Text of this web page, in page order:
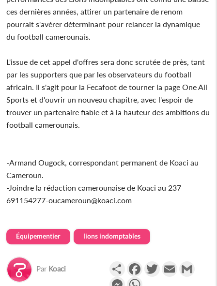
ces dernières années, attirer un partenaire de renom
pourrait s'avérer déterminant pour relancer la dynamique
du football camerounais.
L'issue de cet appel d'offres sera donc scrutée de près, tant
par les supporters que par les observateurs du football
africain. Il s'agit pour la Fecafoot de tourner la page One All
Sports et d'ouvrir un nouveau chapitre, avec l'espoir de
trouver un partenaire fiable et à la hauteur des ambitions du
football camerounais.
-Armand Ougock, correspondant permanent de Koaci au
Cameroun.
-Joindre la rédaction camerounaise de Koaci au 237
691154277-oucameroun@koaci.com
Équipementier lions indomptables
Par Koaci PartagerFacebookTwitterEmail
Messenger